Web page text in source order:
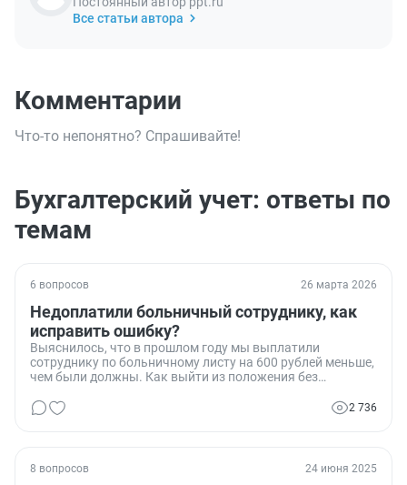
Все статьи автора
Комментарии
Что-то непонятно? Спрашивайте!
Бухгалтерский учет: ответы по
темам
6 вопросов 26 марта 2026
Недоплатили больничный сотруднику, как
исправить ошибку?
Выяснилось, что в прошлом году мы выплатили
сотруднику по больничному листу на 600 рублей меньше,
чем были должны. Как выйти из положения без
2 736
8 вопросов 24 июня 2025